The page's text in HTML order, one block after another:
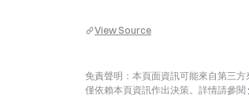
View Source
免責聲明：本頁面資訊可能來自第三
僅依賴本頁資訊作出決策。詳情請參閱